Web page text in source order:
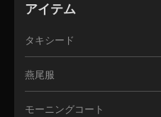
アイテム
タキシード
燕尾服
モーニングコート